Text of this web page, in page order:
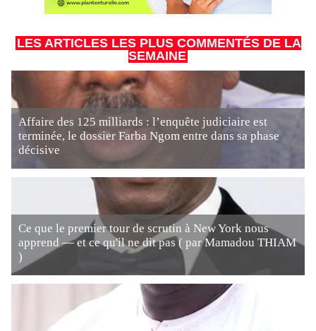
LES ARTICLES LES PLUS COMMENTÉS DE LA
SEMAINE
Affaire des 125 milliards : l’enquête judiciaire est
terminée, le dossier Farba Ngom entre dans sa phase
décisive
Ce que le premier tour de scrutin à New York nous
apprend — et ce qu'il ne dit pas ( par Mamadou THIAM
)